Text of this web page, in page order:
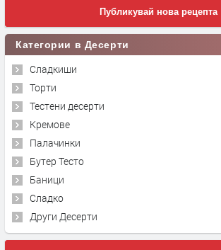
Публикувай нова рецепта
Категории в Десерти
Сладкиши
Торти
Тестени десерти
Кремове
Палачинки
Бутер Тесто
Баници
Сладко
Други Десерти